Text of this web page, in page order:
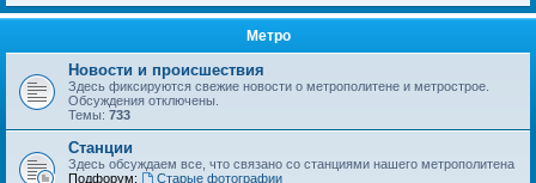
Метро
Новости и происшествия
Здесь фиксируются свежие новости о метрополитене и метрострое.
Обсуждения отключены.
Темы: 733
Станции
Здесь обсуждаем все, что связано со станциями нашего метрополитена
Подфорум:
Старые фотографии